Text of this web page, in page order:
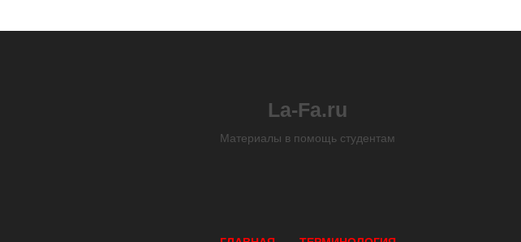
La-Fa.ru
Материалы в помощь студентам